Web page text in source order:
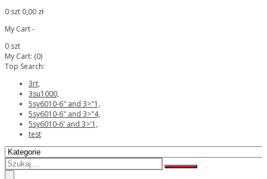
0 szt 0,00 zł
My Cart -
0 szt
My Cart: (0)
Top Search:
3rt,
3su1000,
5sy6010-6" and 3>"1,
5sy6010-6" and 3>"4,
5sy6010-6' and 3>'1,
test